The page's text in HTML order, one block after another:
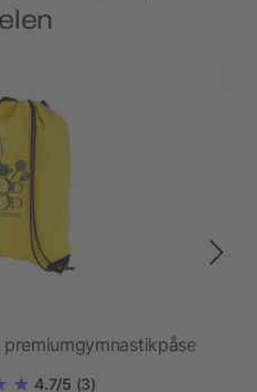
4.7/5 (3)